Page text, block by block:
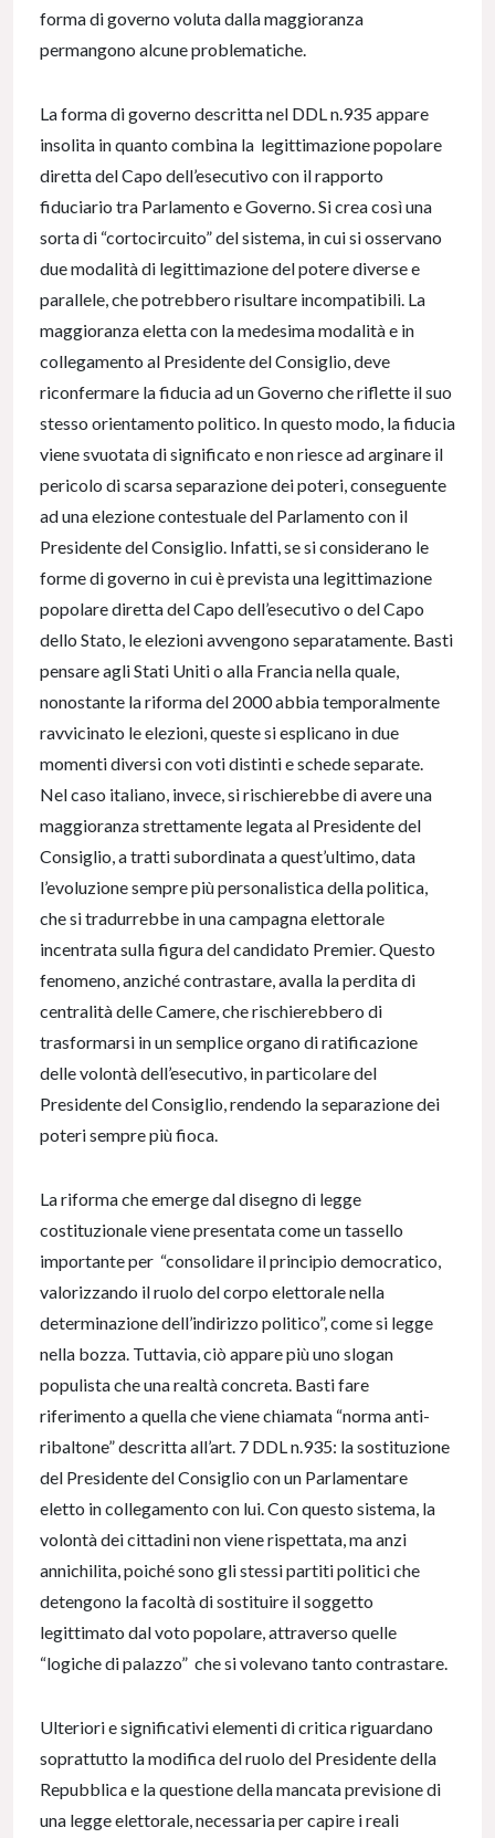
forma di governo voluta dalla maggioranza
permangono alcune problematiche.
La forma di governo descritta nel DDL n.935 appare
insolita in quanto combina la legittimazione popolare
diretta del Capo dell’esecutivo con il rapporto
fiduciario tra Parlamento e Governo. Si crea così una
sorta di “cortocircuito” del sistema, in cui si osservano
due modalità di legittimazione del potere diverse e
parallele, che potrebbero risultare incompatibili. La
maggioranza eletta con la medesima modalità e in
collegamento al Presidente del Consiglio, deve
riconfermare la fiducia ad un Governo che riflette il suo
stesso orientamento politico. In questo modo, la fiducia
viene svuotata di significato e non riesce ad arginare il
pericolo di scarsa separazione dei poteri, conseguente
ad una elezione contestuale del Parlamento con il
Presidente del Consiglio. Infatti, se si considerano le
forme di governo in cui è prevista una legittimazione
popolare diretta del Capo dell’esecutivo o del Capo
dello Stato, le elezioni avvengono separatamente. Basti
pensare agli Stati Uniti o alla Francia nella quale,
nonostante la riforma del 2000 abbia temporalmente
ravvicinato le elezioni, queste si esplicano in due
momenti diversi con voti distinti e schede separate.
Nel caso italiano, invece, si rischierebbe di avere una
maggioranza strettamente legata al Presidente del
Consiglio, a tratti subordinata a quest’ultimo, data
l’evoluzione sempre più personalistica della politica,
che si tradurrebbe in una campagna elettorale
incentrata sulla figura del candidato Premier. Questo
fenomeno, anziché contrastare, avalla la perdita di
centralità delle Camere, che rischierebbero di
trasformarsi in un semplice organo di ratificazione
delle volontà dell’esecutivo, in particolare del
Presidente del Consiglio, rendendo la separazione dei
poteri sempre più fioca.
La riforma che emerge dal disegno di legge
costituzionale viene presentata come un tassello
importante per “consolidare il principio democratico,
valorizzando il ruolo del corpo elettorale nella
determinazione dell’indirizzo politico”, come si legge
nella bozza. Tuttavia, ciò appare più uno slogan
populista che una realtà concreta. Basti fare
riferimento a quella che viene chiamata “norma anti-
ribaltone” descritta all’art. 7 DDL n.935: la sostituzione
del Presidente del Consiglio con un Parlamentare
eletto in collegamento con lui. Con questo sistema, la
volontà dei cittadini non viene rispettata, ma anzi
annichilita, poiché sono gli stessi partiti politici che
detengono la facoltà di sostituire il soggetto
legittimato dal voto popolare, attraverso quelle
“logiche di palazzo” che si volevano tanto contrastare.
Ulteriori e significativi elementi di critica riguardano
soprattutto la modifica del ruolo del Presidente della
Repubblica e la questione della mancata previsione di
una legge elettorale, necessaria per capire i reali